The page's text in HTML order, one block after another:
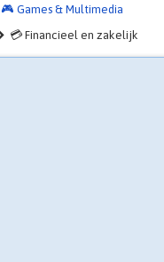
🎮 Games & Multimedia
💳 Financieel en zakelijk